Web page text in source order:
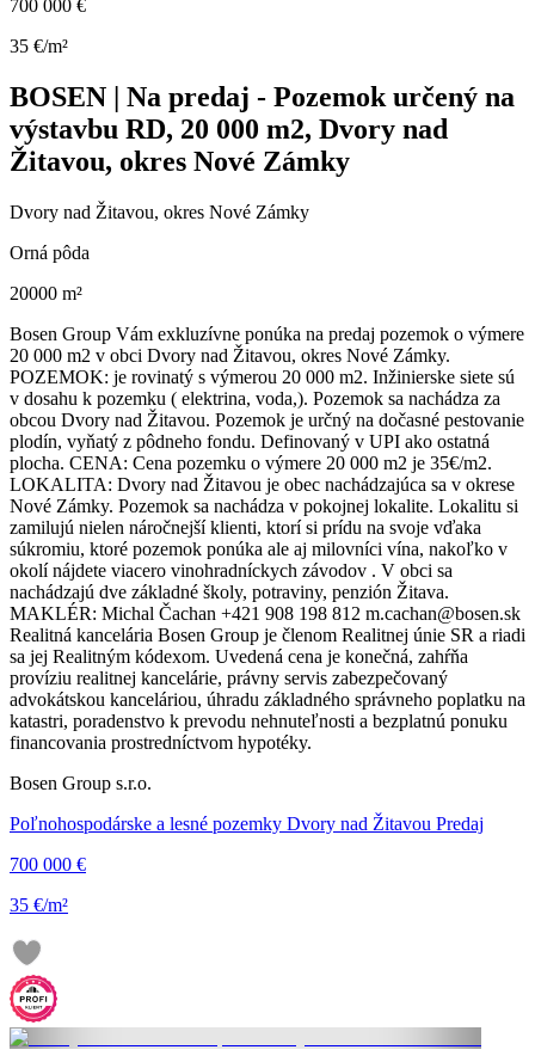
700 000 €
35 €/m²
BOSEN | Na predaj - Pozemok určený na
výstavbu RD, 20 000 m2, Dvory nad
Žitavou, okres Nové Zámky
Dvory nad Žitavou, okres Nové Zámky
Orná pôda
20000 m²
Bosen Group Vám exkluzívne ponúka na predaj pozemok o výmere
20 000 m2 v obci Dvory nad Žitavou, okres Nové Zámky.
POZEMOK: je rovinatý s výmerou 20 000 m2. Inžinierske siete sú
v dosahu k pozemku ( elektrina, voda,). Pozemok sa nachádza za
obcou Dvory nad Žitavou. Pozemok je určný na dočasné pestovanie
plodín, vyňatý z pôdneho fondu. Definovaný v UPI ako ostatná
plocha. CENA: Cena pozemku o výmere 20 000 m2 je 35€/m2.
LOKALITA: Dvory nad Žitavou je obec nachádzajúca sa v okrese
Nové Zámky. Pozemok sa nachádza v pokojnej lokalite. Lokalitu si
zamilujú nielen náročnejší klienti, ktorí si prídu na svoje vďaka
súkromiu, ktoré pozemok ponúka ale aj milovníci vína, nakoľko v
okolí nájdete viacero vinohradníckych závodov . V obci sa
nachádzajú dve základné školy, potraviny, penzión Žitava.
MAKLÉR: Michal Čachan +421 908 198 812 m.cachan@bosen.sk
Realitná kancelária Bosen Group je členom Realitnej únie SR a riadi
sa jej Realitným kódexom. Uvedená cena je konečná, zahŕňa
províziu realitnej kancelárie, právny servis zabezpečovaný
advokátskou kanceláriou, úhradu základného správneho poplatku na
katastri, poradenstvo k prevodu nehnuteľnosti a bezplatnú ponuku
financovania prostredníctvom hypotéky.
Bosen Group s.r.o.
Poľnohospodárske a lesné pozemky Dvory nad Žitavou Predaj
700 000 €
35 €/m²